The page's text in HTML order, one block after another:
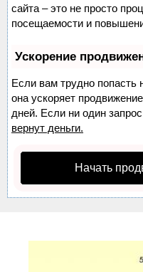
сайта – это не просто
посещаемости и
Ускорение
Если вам трудно попасть
она ускоряет
дней. Если ни один
вернут деньги.
Начать